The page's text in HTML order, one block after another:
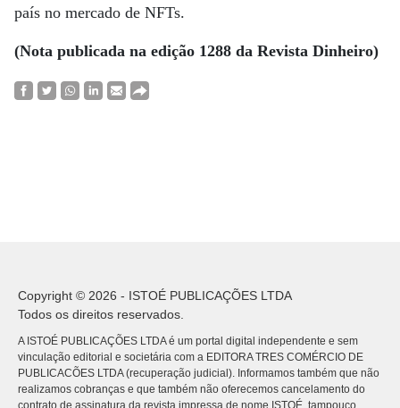
país no mercado de NFTs.
(Nota publicada na edição 1288 da Revista Dinheiro)
Copyright © 2026 - ISTOÉ PUBLICAÇÕES LTDA
Todos os direitos reservados.
A ISTOÉ PUBLICAÇÕES LTDA é um portal digital independente e sem
vinculação editorial e societária com a EDITORA TRES COMÉRCIO DE
PUBLICACÕES LTDA (recuperação judicial). Informamos também que não
realizamos cobranças e que também não oferecemos cancelamento do
contrato de assinatura da revista impressa de nome ISTOÉ, tampouco